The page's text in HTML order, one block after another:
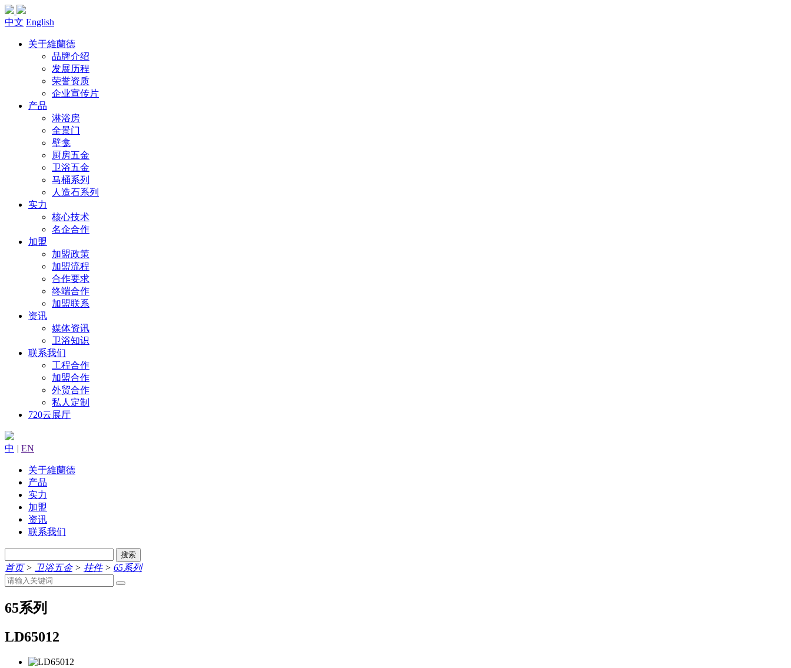
中文 English
关于維蘭德
品牌介绍
发展历程
荣誉资质
企业宣传片
产品
淋浴房
全景门
壁龛
厨房五金
卫浴五金
马桶系列
人造石系列
实力
核心技术
名企合作
加盟
加盟政策
加盟流程
合作要求
终端合作
加盟联系
资讯
媒体资讯
卫浴知识
联系我们
工程合作
加盟合作
外贸合作
私人定制
720云展厅
中 | EN
关于維蘭德
产品
实力
加盟
资讯
联系我们
搜索
首页> 卫浴五金> 挂件> 65系列
65系列
LD65012